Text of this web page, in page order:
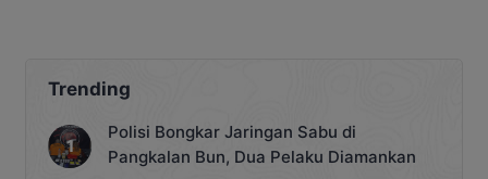
Trending
Polisi Bongkar Jaringan Sabu di
Pangkalan Bun, Dua Pelaku Diamankan